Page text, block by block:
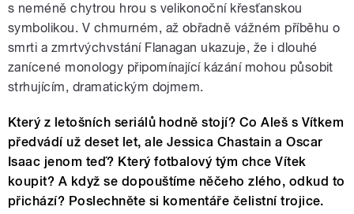
s neméně chytrou hrou s velikonoční křesťanskou
symbolikou. V chmurném, až obřadně vážném příběhu o
smrti a zmrtvýchvstání Flanagan ukazuje, že i dlouhé
zanícené monology připomínající kázání mohou působit
strhujícím, dramatickým dojmem.
Který z letošních seriálů hodně stojí? Co Aleš s Vítkem
předvádí už deset let, ale Jessica Chastain a Oscar
Isaac jenom teď? Který fotbalový tým chce Vítek
koupit? A když se dopouštíme něčeho zlého, odkud to
přichází? Poslechněte si komentáře čelistní trojice.